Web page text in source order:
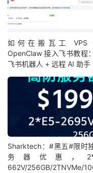
如何在搬瓦工 VPS
OpenClaw 接入飞书教程
飞书机器人 + 远程 AI 助手
Sharktech：#黑五#限时
务器优惠，
662V/256GB/2TNVMe/